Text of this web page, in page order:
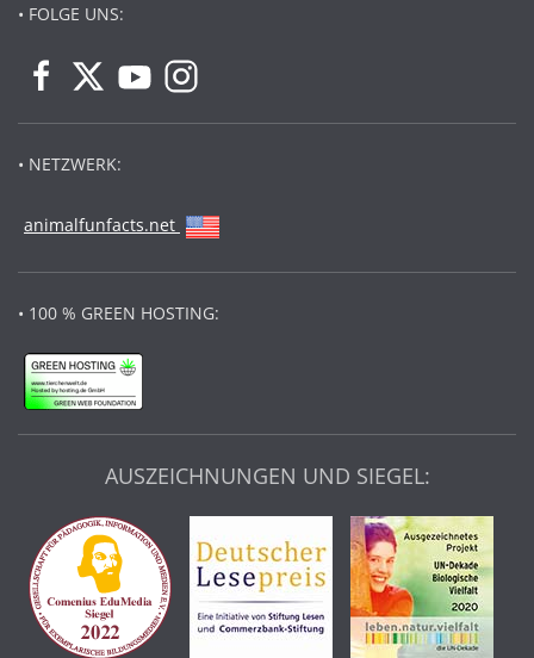
• FOLGE UNS:
• NETZWERK:
animalfunfacts.net
• 100 % GREEN HOSTING:
AUSZEICHNUNGEN UND SIEGEL: